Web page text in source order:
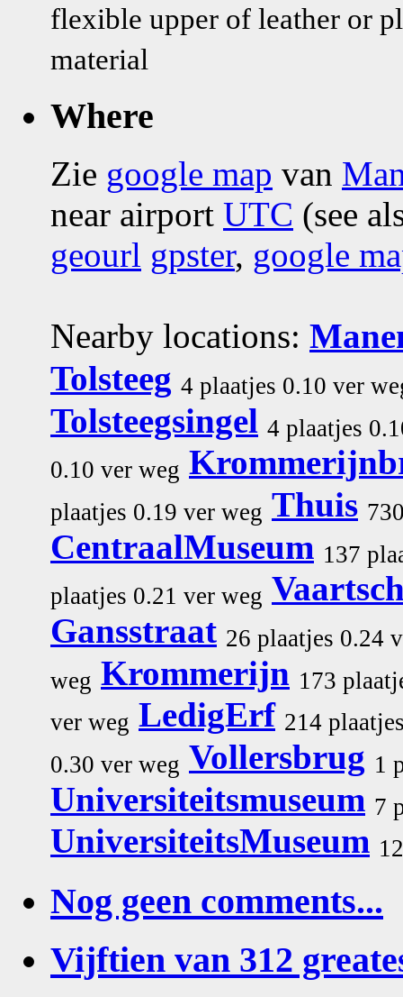
flexible upper of leather or
material
Where
Zie google map van
near airport UTC (see
geourl gpster, google
Nearby locations:
Tolsteeg 4 plaatjes 0.10 ver
Tolsteegsingel 4 plaatjes
0.10 ver weg
plaatjes 0.19 ver weg Thuis
CentraalMuseum 137
plaatjes 0.21 ver weg
Gansstraat 26 plaatjes 0.24
weg Krommerijn 173
ver weg LedigErf 214
0.30 ver weg Vollersbrug 1
Universiteitsmuseum 7
UniversiteitsMuseum
Nog geen comments...
Vijftien van 312